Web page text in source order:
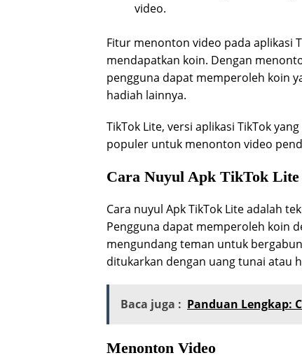
video.
Fitur menonton video pada aplikasi
mendapatkan koin. Dengan
pengguna dapat memperoleh koin
hadiah lainnya.
TikTok Lite, versi aplikasi TikTok
populer untuk menonton video
Cara Nuyul Apk TikTok Lite
Cara nuyul Apk TikTok Lite adalah
Pengguna dapat memperoleh koin
mengundang teman untuk
ditukarkan dengan uang tunai atau
Baca juga : Panduan Lengkap:
Menonton Video